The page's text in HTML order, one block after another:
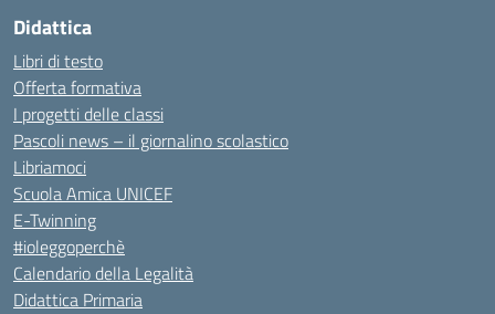
Didattica
Libri di testo
Offerta formativa
I progetti delle classi
Pascoli news – il giornalino scolastico
Libriamoci
Scuola Amica UNICEF
E-Twinning
#ioleggoperchè
Calendario della Legalità
Didattica Primaria